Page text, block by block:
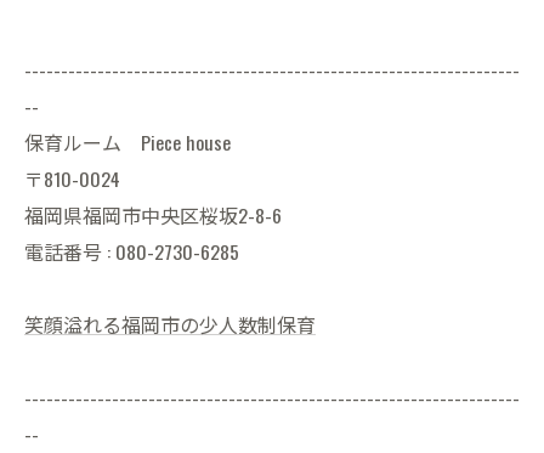
--------------------------------------------------------------------
--
保育ルーム Piece house
〒810-0024
福岡県福岡市中央区桜坂2-8-6
電話番号 : 080-2730-6285
笑顔溢れる福岡市の少人数制保育
--------------------------------------------------------------------
--